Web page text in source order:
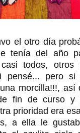
el otro día
tenía del año
todos,
pensé... pero
morcilla!!!,
fin de curso y
prioridad era
a ella le